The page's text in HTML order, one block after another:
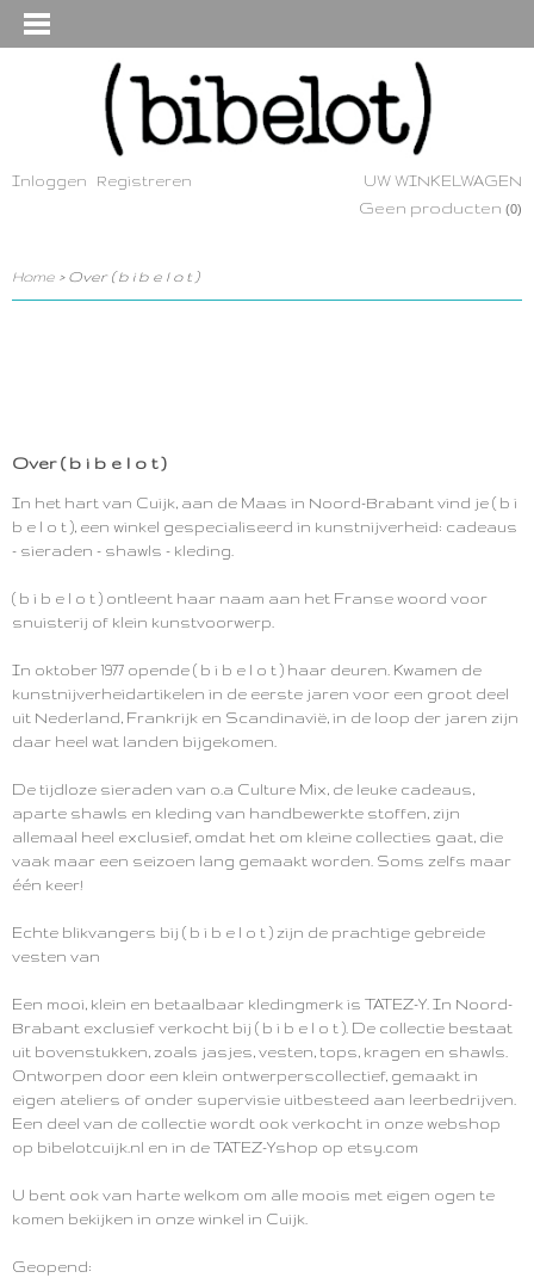
Inloggen Registreren UW WINKELWAGEN
Geen producten (0)
Home > Over ( b i b e l o t )
Over ( b i b e l o t )
In het hart van Cuijk, aan de Maas in Noord-Brabant vind je ( b i
b e l o t ), een winkel gespecialiseerd in kunstnijverheid: cadeaus
- sieraden - shawls - kleding.
( b i b e l o t ) ontleent haar naam aan het Franse woord voor
snuisterij of klein kunstvoorwerp.
In oktober 1977 opende ( b i b e l o t ) haar deuren. Kwamen de
kunstnijverheidartikelen in de eerste jaren voor een groot deel
uit Nederland, Frankrijk en Scandinavië, in de loop der jaren zijn
daar heel wat landen bijgekomen.
De tijdloze sieraden van o.a Culture Mix, de leuke cadeaus,
aparte shawls en kleding van handbewerkte stoffen, zijn
allemaal heel exclusief, omdat het om kleine collecties gaat, die
vaak maar een seizoen lang gemaakt worden. Soms zelfs maar
één keer!
Echte blikvangers bij ( b i b e l o t ) zijn de prachtige gebreide
vesten van
Een mooi, klein en betaalbaar kledingmerk is TATEZ-Y. In Noord-
Brabant exclusief verkocht bij ( b i b e l o t ). De collectie bestaat
uit bovenstukken, zoals jasjes, vesten, tops, kragen en shawls.
Ontworpen door een klein ontwerperscollectief, gemaakt in
eigen ateliers of onder supervisie uitbesteed aan leerbedrijven.
Een deel van de collectie wordt ook verkocht in onze webshop
op bibelotcuijk.nl en in de TATEZ-Yshop op etsy.com
U bent ook van harte welkom om alle moois met eigen ogen te
komen bekijken in onze winkel in Cuijk.
Geopend: